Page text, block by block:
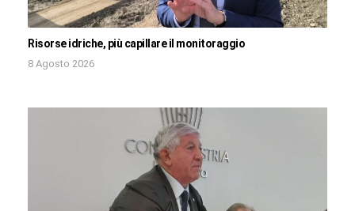
Risorse idriche, più capillare il monitoraggio
8 Agosto 2026